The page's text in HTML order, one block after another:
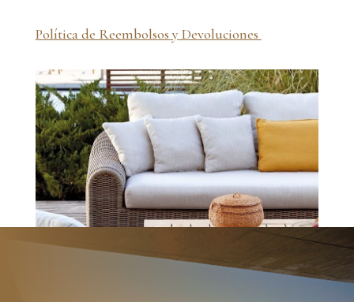
Política de Reembolsos y Devoluciones